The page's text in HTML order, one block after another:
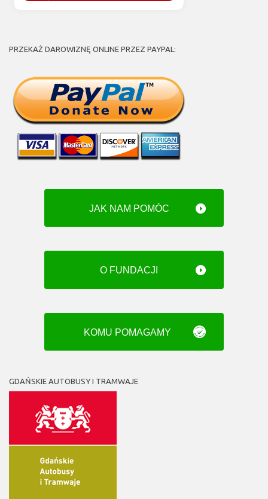
PRZEKAŻ DAROWIZNĘ ONLINE PRZEZ PAYPAL:
JAK NAM POMÓC
O FUNDACJI
KOMU POMAGAMY
GDAŃSKIE AUTOBUSY I TRAMWAJE